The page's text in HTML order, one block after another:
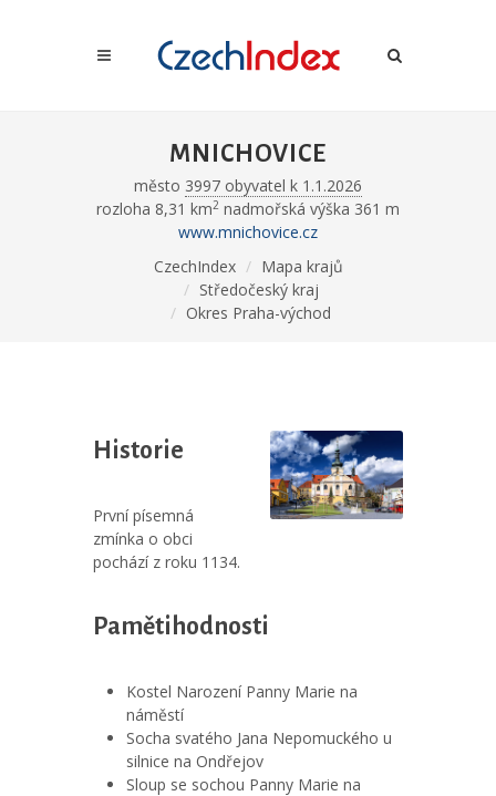
MNICHOVICE
město 3997 obyvatel k 1.1.2026
rozloha 8,31 km2 nadmořská výška 361 m
www.mnichovice.cz
CzechIndex
Mapa krajů
Středočeský kraj
Okres Praha-východ
Historie
První písemná
zmínka o obci
pochází z roku 1134.
Pamětihodnosti
Kostel Narození Panny Marie na
náměstí
Socha svatého Jana Nepomuckého u
silnice na Ondřejov
Sloup se sochou Panny Marie na